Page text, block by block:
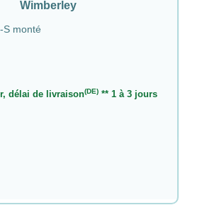
Wimberley
S monté
délai de livraison(DE) ** 1 à 3 jours